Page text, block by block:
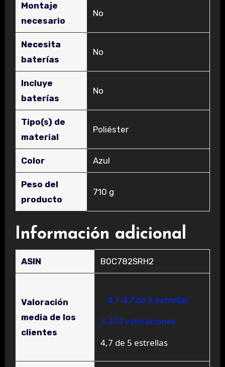
Montaje
necesario
‎No
Necesita
baterías
‎No
Incluye
baterías
‎No
Tipo(s) de
material
‎Poliéster
Color ‎Azul
Peso del
producto
‎710 g
Información adicional
ASIN B0C782SRH2
Valoración
media de los
clientes
4,7 4,7 de 5 estrellas
3.333 valoraciones
4,7 de 5 estrellas